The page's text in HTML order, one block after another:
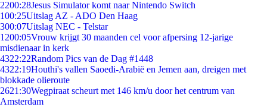
2200:28Jesus Simulator komt naar Nintendo Switch
100:25Uitslag AZ - ADO Den Haag
300:07Uitslag NEC - Telstar
1200:05Vrouw krijgt 30 maanden cel voor afpersing 12-jarige
misdienaar in kerk
4322:22Random Pics van de Dag #1448
4322:19Houthi's vallen Saoedi-Arabië en Jemen aan, dreigen met
blokkade olieroute
2621:30Wegpiraat scheurt met 146 km/u door het centrum van
Amsterdam